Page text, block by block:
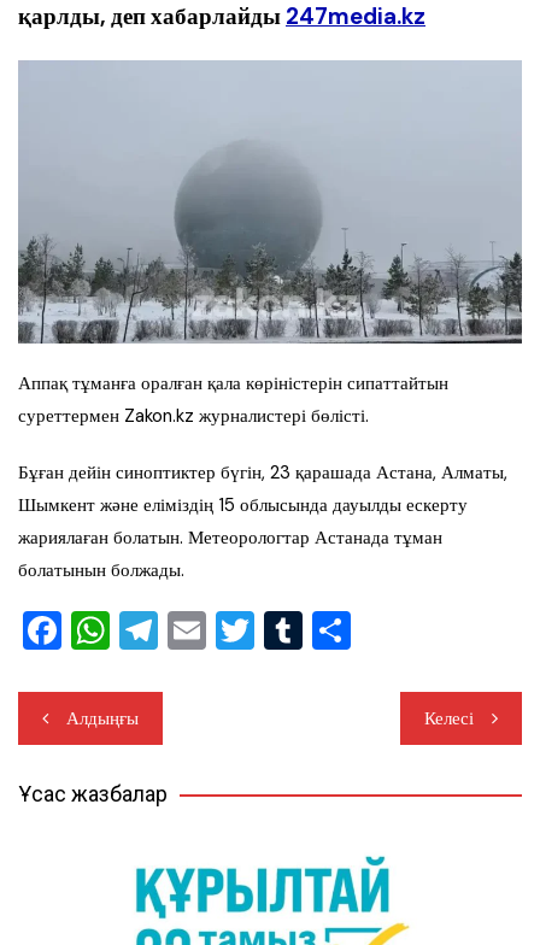
қарлды, деп хабарлайды 247media.kz
Аппақ тұманға оралған қала көріністерін сипаттайтын
суреттермен Zakon.kz журналистері бөлісті.
Бұған дейін синоптиктер бүгін, 23 қарашада Астана, Алматы,
Шымкент және еліміздің 15 облысында дауылды ескерту
жариялаған болатын. Метеорологтар Астанада тұман
болатынын болжады.
F
c
e
b
W
at
s
A
T
e
gr
a
m
E T T
r
Жазба
навигациясы
Алдыңғы Келесі
Ұқсас жазбалар